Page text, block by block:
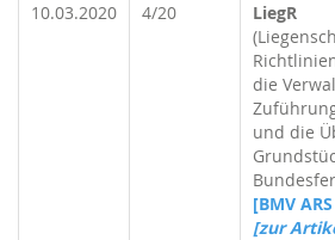
10.03.2020 4/20
LiegR
die
und die
[BMV
[zur